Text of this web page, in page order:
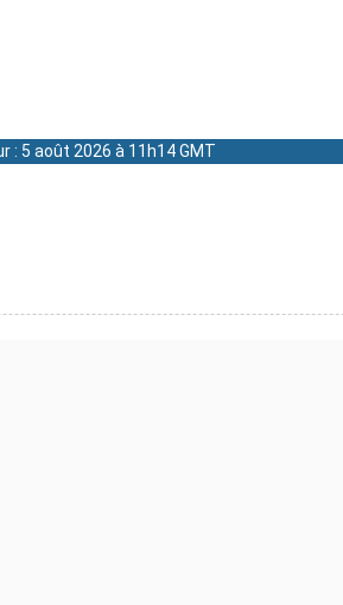
: 5 août 2026 à 11h14 GMT